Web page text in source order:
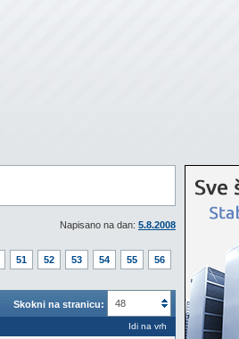
Napisano na dan: 5.8.2008
51 52 53 54 55 56
Skokni na stranicu: 48
Idi na vrh